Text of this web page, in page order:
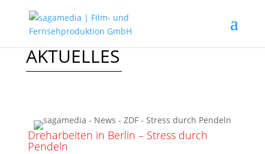
AKTUELLES
Dreharbeiten in Berlin – Stress durch
Pendeln